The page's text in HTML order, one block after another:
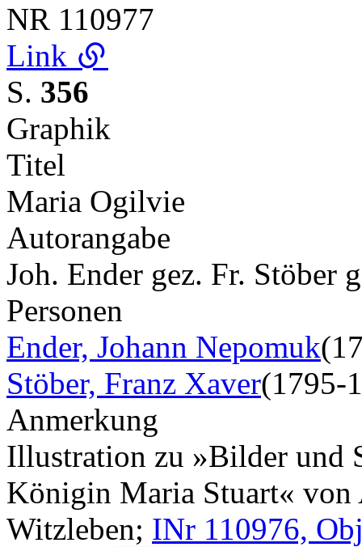
NR 110977
Link
S. 356
Graphik
Titel
Maria Ogilvie
Autorangabe
Joh. Ender gez. Fr. Stöber
Personen
Ender, Johann Nepomuk
Stöber, Franz Xaver(1795-
Anmerkung
Illustration zu »Bilder und
Königin Maria Stuart«
Witzleben; INr 110976,